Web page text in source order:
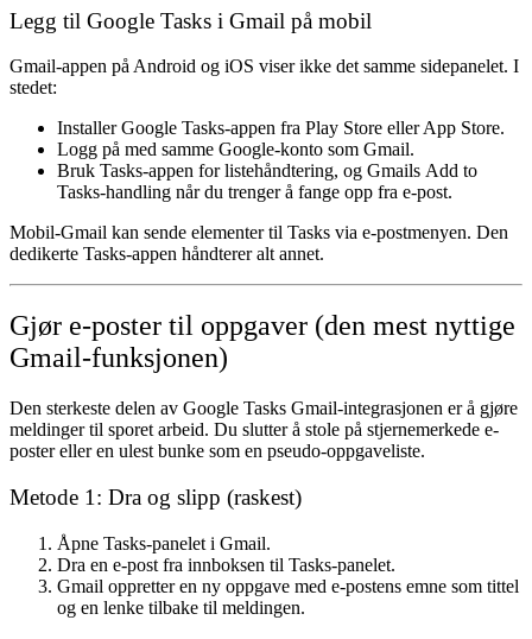
Legg til Google Tasks i Gmail på mobil
Gmail-appen på Android og iOS viser ikke det samme sidepanelet. I
stedet:
InstallerGoogle Tasks-appen fra Play Store eller App Store.
Logg på med samme Google-konto som Gmail.
Bruk Tasks-appen for listehåndtering, og Gmails Add to
Tasks-handling når du trenger å fange opp fra e-post.
Mobil-Gmail kan sende elementer til Tasks via e-postmenyen. Den
dedikerte Tasks-appen håndterer alt annet.
Gjør e-poster til oppgaver (den mest nyttige
Gmail-funksjonen)
Den sterkeste delen av Google Tasks Gmail-integrasjonen er å gjøre
meldinger til sporet arbeid. Du slutter å stole på stjernemerkede e-
poster eller en ulest bunke som en pseudo-oppgaveliste.
Metode 1: Dra og slipp (raskest)
Åpne Tasks-panelet i Gmail.
Dra en e-post fra innboksen til Tasks-panelet.
Gmail oppretter en ny oppgave med e-postens emne som tittel
og en lenke tilbake til meldingen.